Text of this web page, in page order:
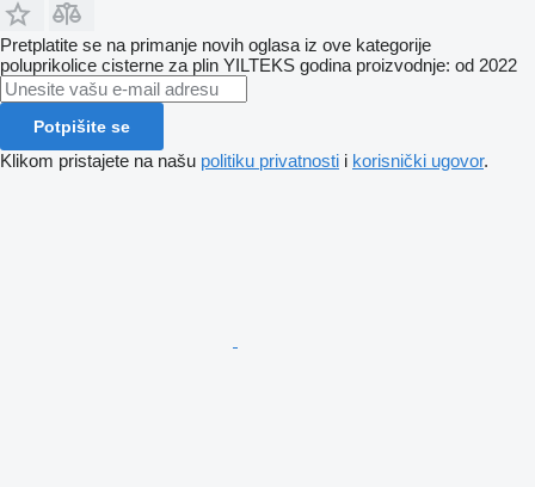
Pretplatite se na primanje novih oglasa iz ove kategorije
poluprikolice cisterne za plin YILTEKS godina proizvodnje: od 2022
Potpišite se
Klikom pristajete na našu politiku privatnosti i korisnički ugovor.